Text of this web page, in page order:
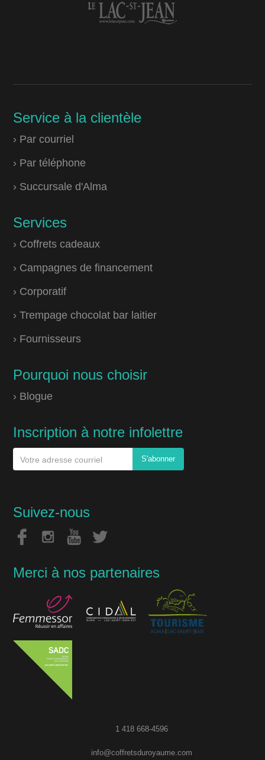
Service à la clientèle
› Par courriel
› Par téléphone
› Succursale d'Alma
Services
› Coffrets cadeaux
› Campagnes de financement
› Corporatif
› Trempage chocolat bar laitier
› Fournisseurs
Pourquoi nous choisir
› Blogue
Inscription à notre infolettre
Suivez-nous
Merci à nos partenaires
1 418 668-4596
info@coffretsduroyaume.com